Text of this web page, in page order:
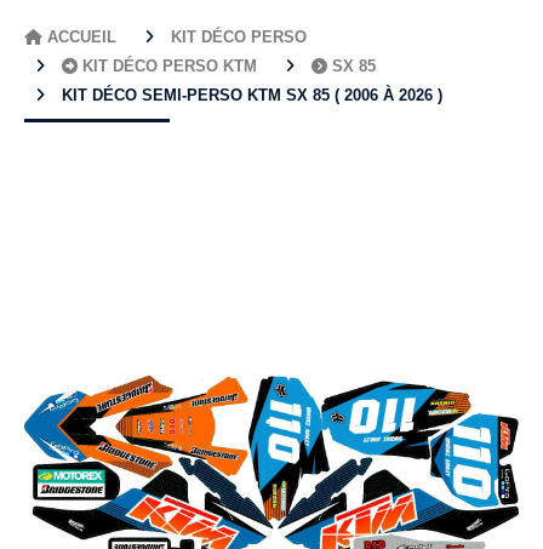
ACCUEIL
KIT DÉCO PERSO
KIT DÉCO PERSO KTM
SX 85
KIT DÉCO SEMI-PERSO KTM SX 85 ( 2006 À 2026 )